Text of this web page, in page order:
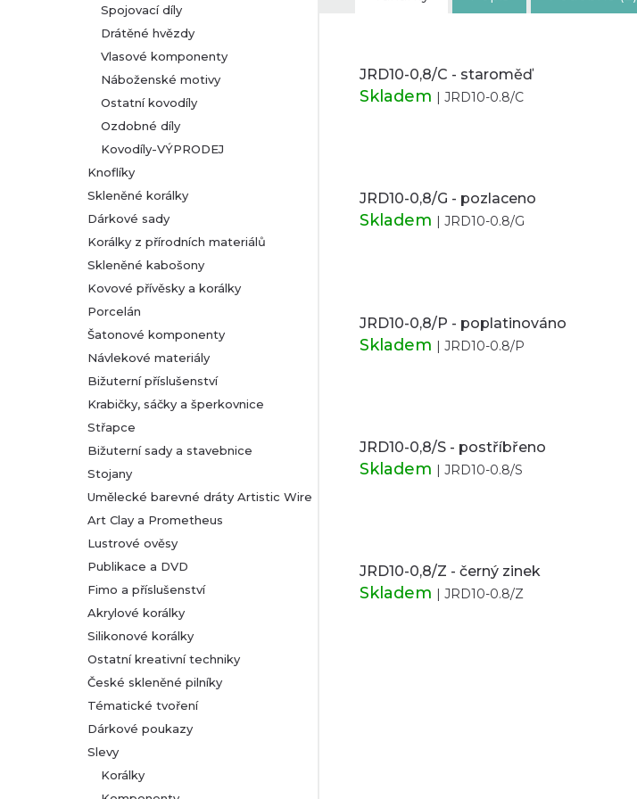
Spojovací díly
Drátěné hvězdy
Vlasové komponenty
Náboženské motivy
Ostatní kovodíly
Ozdobné díly
Kovodíly-VÝPRODEJ
Knoflíky
Skleněné korálky
Dárkové sady
Korálky z přírodních materiálů
Skleněné kabošony
Kovové přívěsky a korálky
Porcelán
Šatonové komponenty
Návlekové materiály
Bižuterní příslušenství
Krabičky, sáčky a šperkovnice
Střapce
Bižuterní sady a stavebnice
Stojany
Umělecké barevné dráty Artistic Wire
Art Clay a Prometheus
Lustrové ověsy
Publikace a DVD
Fimo a příslušenství
Akrylové korálky
Silikonové korálky
Ostatní kreativní techniky
České skleněné pilníky
Tématické tvoření
Dárkové poukazy
Slevy
Korálky
JRD10-0,8/C - staroměď
Skladem | JRD10-0.8/C
JRD10-0,8/G - pozlaceno
Skladem | JRD10-0.8/G
JRD10-0,8/P - poplatinováno
Skladem | JRD10-0.8/P
JRD10-0,8/S - postříbřeno
Skladem | JRD10-0.8/S
JRD10-0,8/Z - černý zinek
Skladem | JRD10-0.8/Z